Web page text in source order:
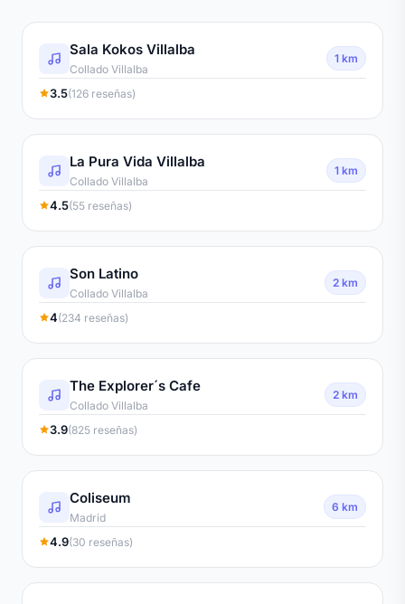
Sala Kokos Villalba
Collado Villalba
1 km
3.5(126 reseñas)
La Pura Vida Villalba
Collado Villalba
1 km
4.5(55 reseñas)
Son Latino
Collado Villalba
2 km
4(234 reseñas)
The Explorer´s Cafe
Collado Villalba
2 km
3.9(825 reseñas)
Coliseum
Madrid
6 km
4.9(30 reseñas)